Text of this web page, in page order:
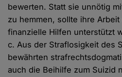
bewerten. Statt sie unnötig
zu hemmen, sollte ihre
finanzielle Hilfen unterstützt
c. Aus der Straflosigkeit des
bewährten
auch die Beihilfe zum Suizid